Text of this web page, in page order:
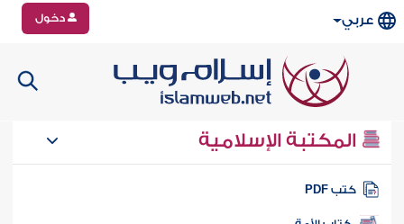
عربي دخول
المكتبة الإسلامية
كتب PDF